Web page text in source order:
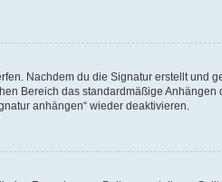
Nachdem du die Signatur erstellt und
Bereich das standardmäßige Anhängen
anhängen“ wieder deaktivieren.